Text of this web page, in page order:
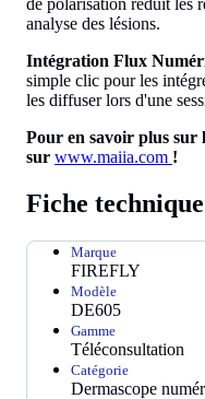
analyse des lésions.
Intégration Flux
simple clic pour les
les diffuser lors d'une
Pour en savoir plus sur
sur www.maiia.com !
Fiche technique
Marque
FIREFLY
Modèle
DE605
Gamme
Téléconsultation
Catégorie
Dermascope